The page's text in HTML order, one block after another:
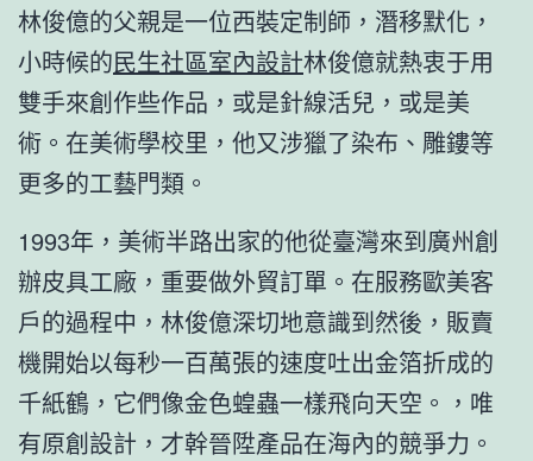
林俊億的父親是一位西裝定制師，潛移默化，
小時候的民生社區室內設計林俊億就熱衷于用
雙手來創作些作品，或是針線活兒，或是美
術。在美術學校里，他又涉獵了染布、雕鏤等
更多的工藝門類。
1993年，美術半路出家的他從臺灣來到廣州創
辦皮具工廠，重要做外貿訂單。在服務歐美客
戶的過程中，林俊億深切地意識到然後，販賣
機開始以每秒一百萬張的速度吐出金箔折成的
千紙鶴，它們像金色蝗蟲一樣飛向天空。，唯
有原創設計，才幹晉陞產品在海內的競爭力。